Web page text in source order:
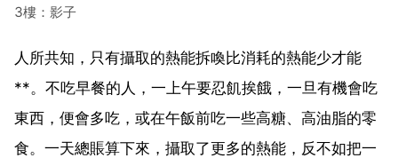
3樓：影子
人所共知，只有攝取的熱能拆喚比消耗的熱能少才能
**。不吃早餐的人，一上午要忍飢挨餓，一旦有機會吃
東西，便會多吃，或在午飯前吃一些高糖、高油脂的零
食。一天總賬算下來，攝取了更多的熱能，反不如把一